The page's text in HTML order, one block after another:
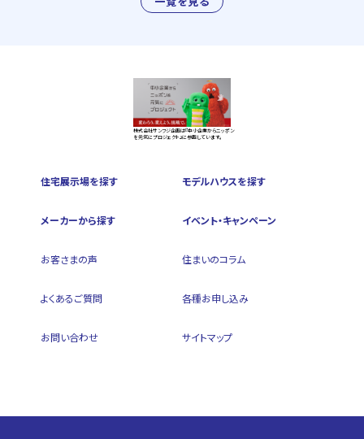
株式会社サンフジ企画は『中小企業からニッポン
を元気にプロジェクト』に参画しています。
住宅展示場を探す モデルハウスを探す
メーカーから探す イベント・キャンペーン
お客さまの声 住まいのコラム
よくあるご質問 各種お申し込み
お問い合わせ サイトマップ